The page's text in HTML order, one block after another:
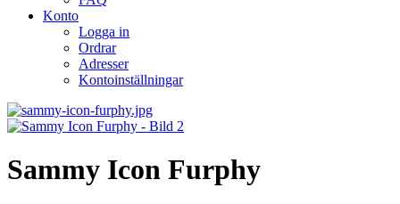
Konto
Logga in
Ordrar
Adresser
Kontoinställningar
Sammy Icon Furphy